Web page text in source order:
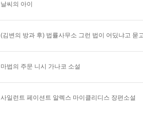
날씨의 아이
(김변의 방과 후) 법률사무소 그런 법이 어딨냐고 묻
마법의 주문 니시 가나코 소설
사일런트 페이션트 알렉스 마이클리디스 장편소설